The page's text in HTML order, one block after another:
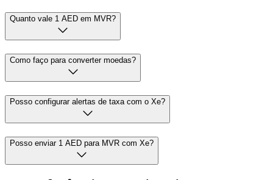
Quanto vale 1 AED em MVR?
Como faço para converter moedas?
Posso configurar alertas de taxa com o Xe?
Posso enviar 1 AED para MVR com Xe?